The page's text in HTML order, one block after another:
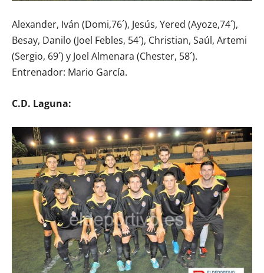
Alexander, Iván (Domi,76´), Jesús, Yered (Ayoze,74´),
Besay, Danilo (Joel Febles, 54´), Christian, Saúl, Artemi
(Sergio, 69´) y Joel Almenara (Chester, 58´).
Entrenador: Mario García.
C.D. Laguna: